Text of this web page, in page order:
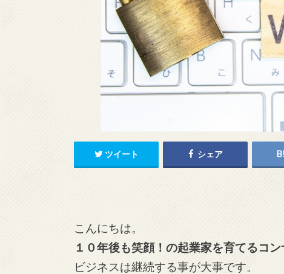
ツイート シェア
こんにちは。
１０年後も笑顔！の起業家を育てるコ
ビジネスは継続する事が大事です。